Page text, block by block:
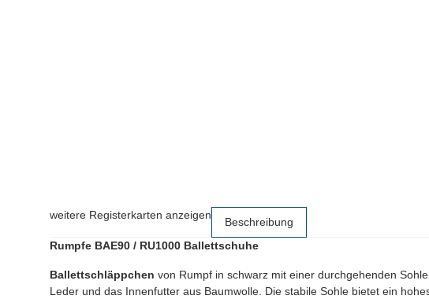
weitere Registerkarten anzeigen
Beschreibung
Rumpfe BAE90 / RU1000 Ballettschuhe
Ballettschläppchen von Rumpf in schwarz mit einer durchgehenden
Leder und das Innenfutter aus Baumwolle. Die stabile Sohle bietet ein